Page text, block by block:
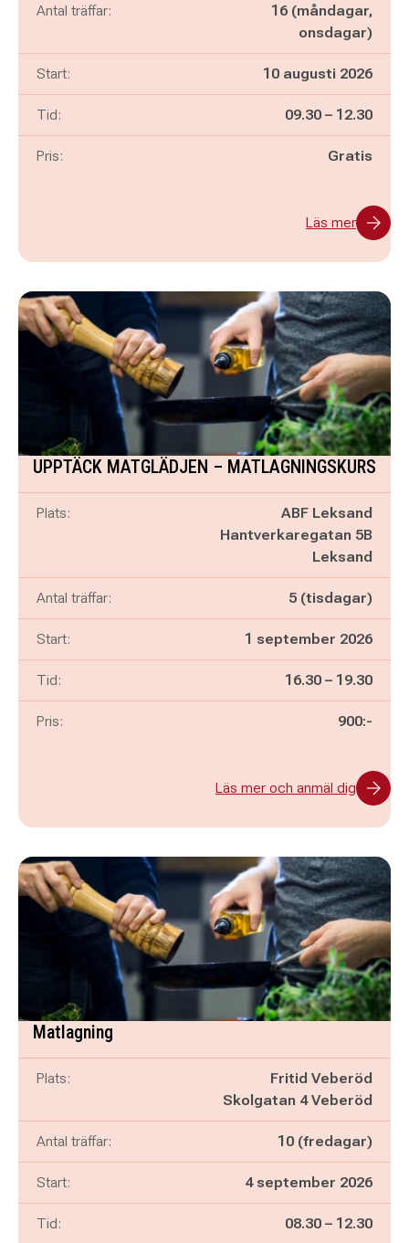
Antal träffar:
16 (måndagar,
onsdagar)
Start: 10 augusti 2026
Tid: Pågår mellan
09.30 – och
12.30
Pris: Gratis
Läs mer
UPPTÄCK MATGLÄDJEN – MATLAGNINGSKURS
Plats:
ABF Leksand
Hantverkaregatan 5B
Leksand
Antal träffar: 5 (tisdagar)
Start: 1 september 2026
Tid: Pågår mellan
16.30 – och
19.30
Pris: 900:-
Läs mer och anmäl dig
Matlagning
Plats:
Fritid Veberöd
Skolgatan 4 Veberöd
Antal träffar: 10 (fredagar)
Start: 4 september 2026
Tid: Pågår mellan
08.30 – och
12.30